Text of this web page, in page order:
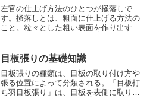
左官の仕上げ方法のひとつが掻落しで
す。掻落しとは、粗面に仕上げる方法の
こと。粒々とした粗い表面を作り出す方
人造石仕上げ工法とも呼ばれています。
掻落しでは、表面が乾ききる前に剣山の
ようなブラシをかけて骨材を表面に残す
ような仕上がりを作り出します。ツヤが
消えることで、落ち着いた雰囲気を出す
目板張りの基礎知識
目板張りの種類は、目板の取り付け方や
張る位置によって分類される。
「目板打
ち羽目板張り」 は、目板を表側に取り付